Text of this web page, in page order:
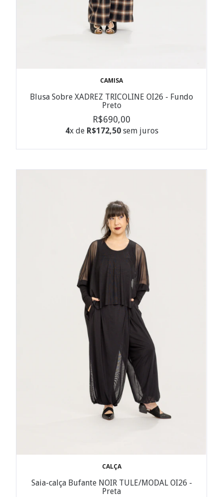
CAMISA
Blusa Sobre XADREZ TRICOLINE OI26 - Fundo
Preto
R$690,00
4x de R$172,50sem juros
CALÇA
Saia-calça Bufante NOIR TULE/MODAL OI26 -
Preta